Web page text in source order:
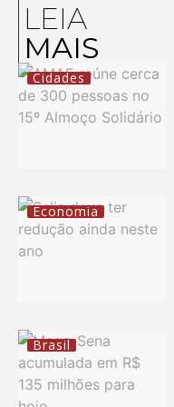
LEIA
MAIS
Cidades
Economia
Brasil